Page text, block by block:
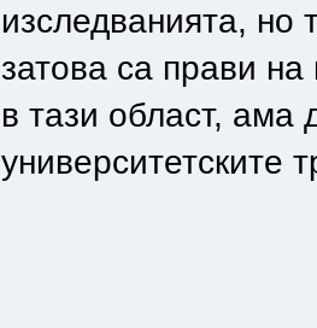
изследванията, но
затова са прави
в тази област, ама
университетските